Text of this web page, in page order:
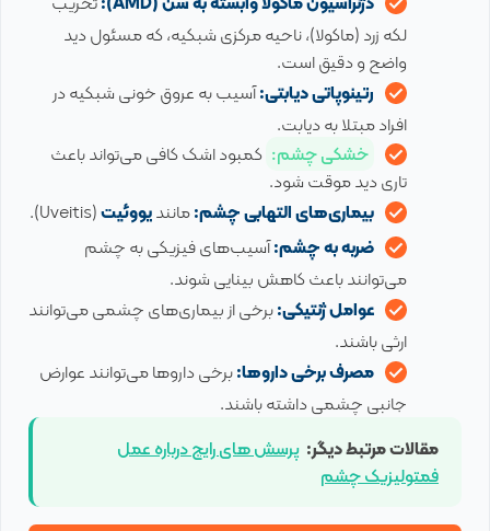
لکه زرد (ماکولا)، ناحیه مرکزی شبکیه، که مسئول دید
واضح و دقیق است.
رتینوپاتی دیابتی:آسیب به عروق خونی شبکیه در
افراد مبتلا به دیابت.
خشکی چشم: کمبود اشک کافی می‌تواند باعث
تاری دید موقت شود.
بیماری‌های التهابی چشم:مانندیووئیت(Uveitis).
ضربه به چشم:آسیب‌های فیزیکی به چشم
می‌توانند باعث کاهش بینایی شوند.
عوامل ژنتیکی:برخی از بیماری‌های چشمی می‌توانند
ارثی باشند.
مصرف برخی داروها:برخی داروها می‌توانند عوارض
جانبی چشمی داشته باشند.
مقالات مرتبط دیگر: پرسش های رایج درباره عمل
فمتولیزیک چشم